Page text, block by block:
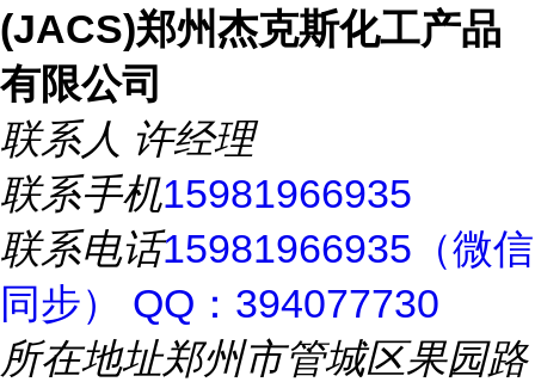
(JACS)郑州杰克斯化工产品
有限公司
联系人 许经理
联系手机15981966935
联系电话15981966935（微信
同步） QQ：394077730
所在地址郑州市管城区果园路